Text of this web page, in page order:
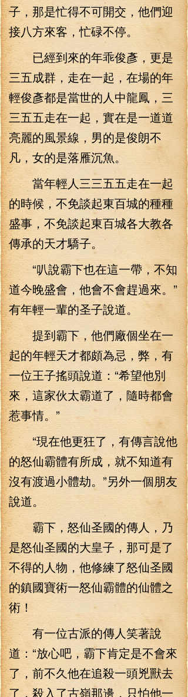
子，那是忙得不可開交，他們迎
接八方來客，忙碌不停。
已經到來的年乖俊彥，更是
三五成群，走在一起，在場的年
輕俊彥都是當世的人中龍鳳，三
三五五走在一起，實在是一道道
亮麗的風景線，男的是俊朗不
凡，女的是落雁沉魚。
當年輕人三三五五走在一起
的時候，不免談起東百城的種種
盛事，不免談起東百城各大教各
傳承的天才驕子。
“叭說霸下也在這一帶，不知
道今晚盛會，他會不會趕過來。”
有年輕一輩的圣子說道。
提到霸下，他們廠個坐在一
起的年輕天才都頗為忌，弊，有
一位王子搖頭說道：“希望他別
來，這家伙太霸道了，隨時都會
惹事情。”
“現在他更狂了，有傳言說他
的怒仙霸體有所成，就不知道有
沒有渡過小體劫。”另外一個朋友
說道。
霸下，怒仙圣國的傳人，乃
是怒仙圣國的大皇子，那可是了
不得的人物，他修練了怒仙圣國
的鎮國寶術一怒仙霸體的仙體之
術！
有一位古派的傳人笑著說
道：“放心吧，霸下肯定是不會來
了，前不久他在追殺一頭兇獸去
了，殺入了古嶺那邊，只怕他一